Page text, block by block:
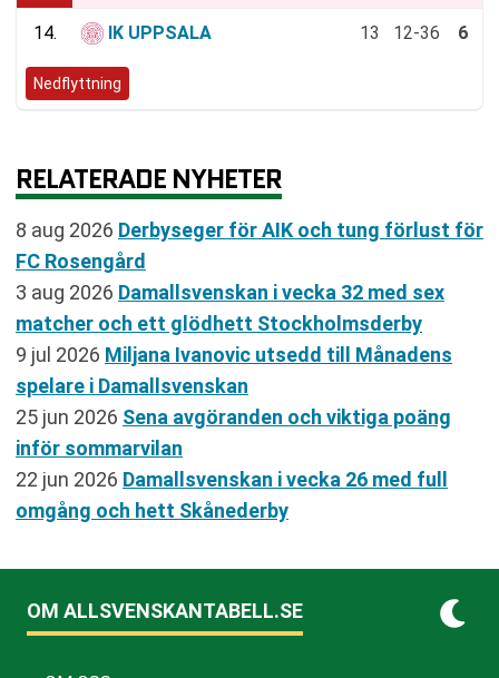
14. IK UPPSALA 13 12-36 6
Nedflyttning
RELATERADE NYHETER
8 aug 2026 Derbyseger för AIK och tung förlust för
FC Rosengård
3 aug 2026 Damallsvenskan i vecka 32 med sex
matcher och ett glödhett Stockholmsderby
9 jul 2026 Miljana Ivanovic utsedd till Månadens
spelare i Damallsvenskan
25 jun 2026 Sena avgöranden och viktiga poäng
inför sommarvilan
22 jun 2026 Damallsvenskan i vecka 26 med full
omgång och hett Skånederby
OM ALLSVENSKANTABELL.SE